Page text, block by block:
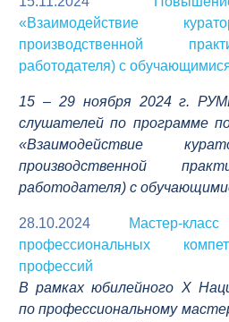
«Взаимодействие
производственной
работодателя) с
15 – 29 ноября 2024 г.
слушателей по программе
«Взаимодействие
производственной
работодателя) с
28.10.2024
Мастер-
профессиональных
профессий
В рамках юбилейного Х
по профессиональному